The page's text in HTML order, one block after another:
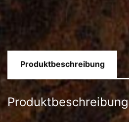
Produktbeschreibung
Produktbeschreibung